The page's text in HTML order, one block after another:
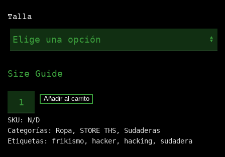
Talla
Size Guide
Sudadera
.:H.Ac.K.Er:.
cantidad
Añadir al carrito
SKU: N/D
Categorías: Ropa, STORE THS, Sudaderas
Etiquetas: frikismo, hacker, hacking, sudadera